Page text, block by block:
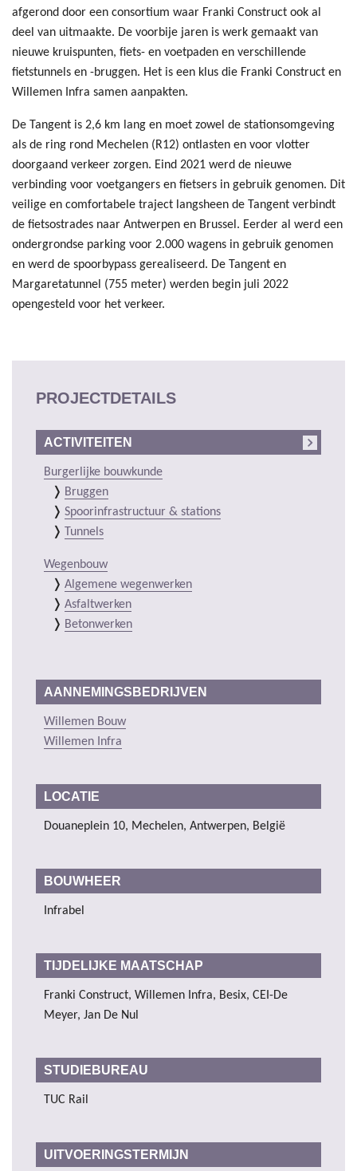
afgerond door een consortium waar Franki Construct ook al
deel van uitmaakte. De voorbije jaren is werk gemaakt van
nieuwe kruispunten, fiets- en voetpaden en verschillende
fietstunnels en -bruggen. Het is een klus die Franki Construct en
Willemen Infra samen aanpakten.
De Tangent is 2,6 km lang en moet zowel de stationsomgeving
als de ring rond Mechelen (R12) ontlasten en voor vlotter
doorgaand verkeer zorgen. Eind 2021 werd de nieuwe
verbinding voor voetgangers en fietsers in gebruik genomen. Dit
veilige en comfortabele traject langsheen de Tangent verbindt
de fietsostrades naar Antwerpen en Brussel. Eerder al werd een
ondergrondse parking voor 2.000 wagens in gebruik genomen
en werd de spoorbypass gerealiseerd. De Tangent en
Margaretatunnel (755 meter) werden begin juli 2022
opengesteld voor het verkeer.
PROJECTDETAILS
ACTIVITEITEN
Burgerlijke bouwkunde
Bruggen
Spoorinfrastructuur & stations
Tunnels
Wegenbouw
Algemene wegenwerken
Asfaltwerken
Betonwerken
AANNEMINGSBEDRIJVEN
Willemen Bouw
Willemen Infra
LOCATIE
Douaneplein 10, Mechelen, Antwerpen, België
BOUWHEER
Infrabel
TIJDELIJKE MAATSCHAP
Franki Construct, Willemen Infra, Besix, CEI-De
Meyer, Jan De Nul
STUDIEBUREAU
TUC Rail
UITVOERINGSTERMIJN